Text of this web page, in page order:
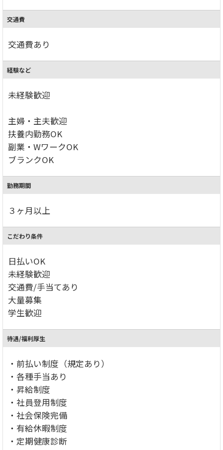
交通費
交通費あり
経験など
未経験歓迎
主婦・主夫歓迎
扶養内勤務OK
副業・WワークOK
ブランクOK
勤務期間
３ヶ月以上
こだわり条件
日払いOK
未経験歓迎
交通費/手当てあり
大量募集
学生歓迎
待遇/福利厚生
・前払い制度（規定あり）
・各種手当あり
・昇給制度
・社員登用制度
・社会保険完備
・有給休暇制度
・定期健康診断